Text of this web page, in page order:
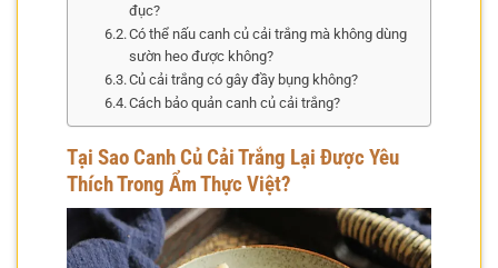
đục?
Có thể nấu canh củ cải trắng mà không dùng
sườn heo được không?
Củ cải trắng có gây đầy bụng không?
Cách bảo quản canh củ cải trắng?
Tại Sao Canh Củ Cải Trắng Lại Được Yêu
Thích Trong Ẩm Thực Việt?